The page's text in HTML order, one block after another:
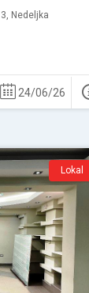
Nedeljka
24/06/26
Lokal